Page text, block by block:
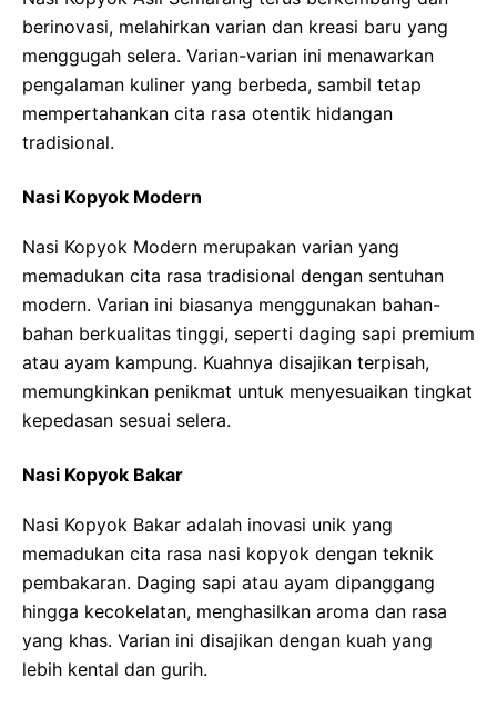
berinovasi, melahirkan varian dan kreasi baru yang
menggugah selera. Varian-varian ini menawarkan
pengalaman kuliner yang berbeda, sambil tetap
mempertahankan cita rasa otentik hidangan
tradisional.
Nasi Kopyok Modern
Nasi Kopyok Modern merupakan varian yang
memadukan cita rasa tradisional dengan sentuhan
modern. Varian ini biasanya menggunakan bahan-
bahan berkualitas tinggi, seperti daging sapi premium
atau ayam kampung. Kuahnya disajikan terpisah,
memungkinkan penikmat untuk menyesuaikan tingkat
kepedasan sesuai selera.
Nasi Kopyok Bakar
Nasi Kopyok Bakar adalah inovasi unik yang
memadukan cita rasa nasi kopyok dengan teknik
pembakaran. Daging sapi atau ayam dipanggang
hingga kecokelatan, menghasilkan aroma dan rasa
yang khas. Varian ini disajikan dengan kuah yang
lebih kental dan gurih.